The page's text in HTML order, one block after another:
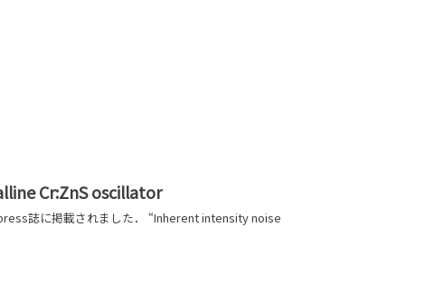
Cr:ZnS oscillator
誌に掲載されました． “Inherent intensity noise